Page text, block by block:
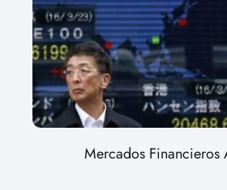
Mercados Financieros